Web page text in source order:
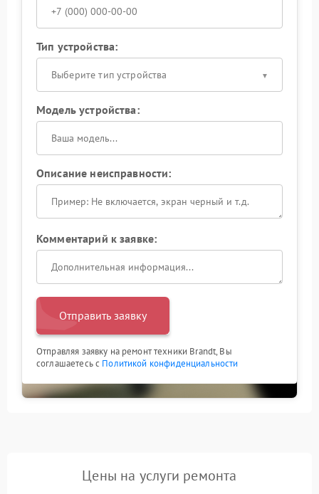
Тип устройства:
Выберите тип устройства
Модель устройства:
Описание неисправности:
Комментарий к заявке:
Отправить заявку
Отправляя заявку на ремонт техники Brandt, Вы
соглашаетесь с Политикой конфиденциальности
Цены на услуги ремонта